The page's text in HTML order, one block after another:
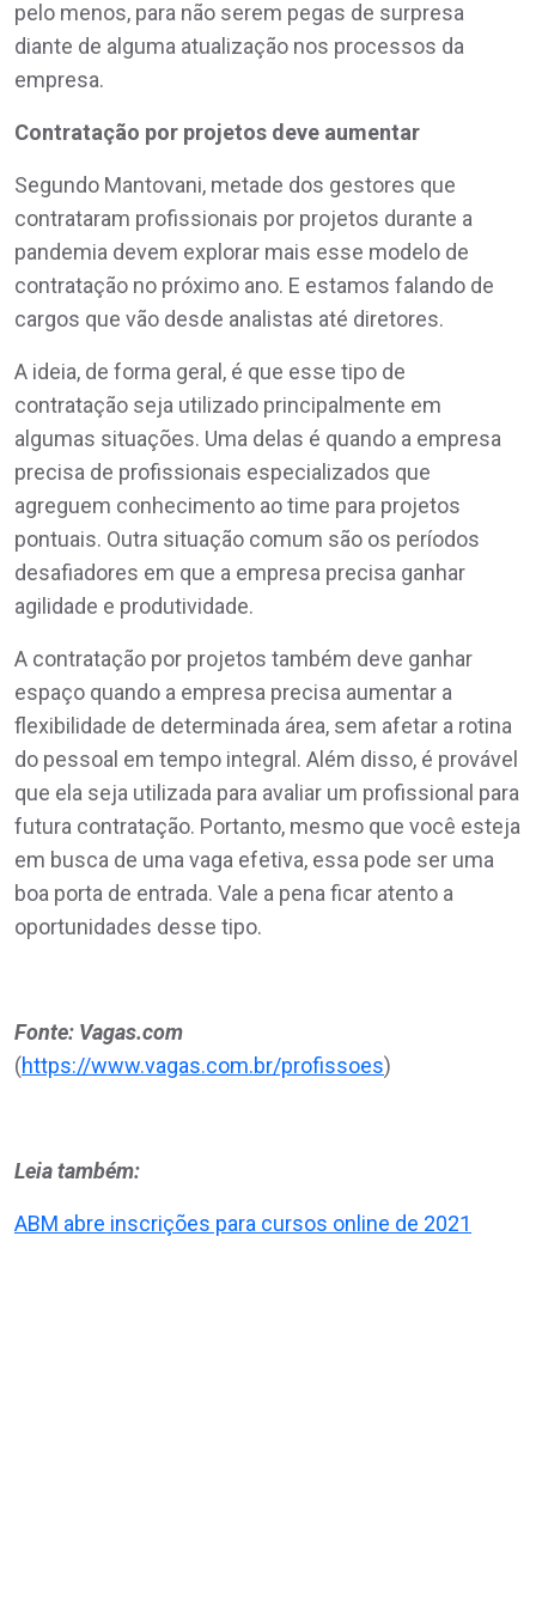
pelo menos, para não serem pegas de surpresa
diante de alguma atualização nos processos da
empresa.
Contratação por projetos deve aumentar
Segundo Mantovani, metade dos gestores que
contrataram profissionais por projetos durante a
pandemia devem explorar mais esse modelo de
contratação no próximo ano. E estamos falando de
cargos que vão desde analistas até diretores.
A ideia, de forma geral, é que esse tipo de
contratação seja utilizado principalmente em
algumas situações. Uma delas é quando a empresa
precisa de profissionais especializados que
agreguem conhecimento ao time para projetos
pontuais. Outra situação comum são os períodos
desafiadores em que a empresa precisa ganhar
agilidade e produtividade.
A contratação por projetos também deve ganhar
espaço quando a empresa precisa aumentar a
flexibilidade de determinada área, sem afetar a rotina
do pessoal em tempo integral. Além disso, é provável
que ela seja utilizada para avaliar um profissional para
futura contratação. Portanto, mesmo que você esteja
em busca de uma vaga efetiva, essa pode ser uma
boa porta de entrada. Vale a pena ficar atento a
oportunidades desse tipo.
Fonte: Vagas.com
(https://www.vagas.com.br/profissoes)
Leia também:
ABM abre inscrições para cursos online de 2021